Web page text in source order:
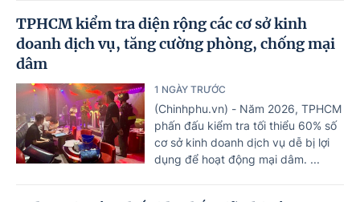
TPHCM kiểm tra diện rộng các cơ sở kinh
doanh dịch vụ, tăng cường phòng, chống mại
dâm
1 NGÀY TRƯỚC
(Chinhphu.vn) - Năm 2026, TPHCM
phấn đấu kiểm tra tối thiểu 60% số
cơ sở kinh doanh dịch vụ dễ bị lợi
dụng để hoạt động mại dâm. ...